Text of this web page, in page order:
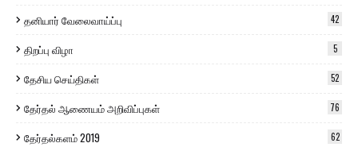
தனியார் வேலைவாய்ப்பு 42
திறப்பு விழா 5
தேசிய செய்திகள் 52
தேர்தல் ஆணையம் அறிவிப்புகள் 76
தேர்தல்களம் 2019 62